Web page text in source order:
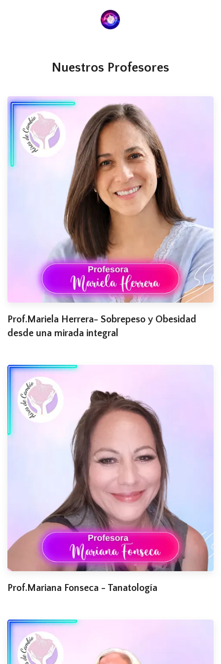
Nuestros Profesores
Prof.Mariela Herrera- Sobrepeso y Obesidad
desde una mirada integral
Prof.Mariana Fonseca - Tanatología